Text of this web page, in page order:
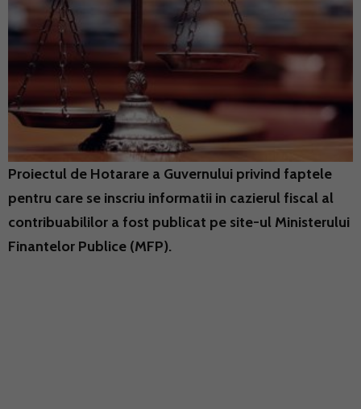
Proiectul de Hotarare a Guvernului privind faptele
pentru care se inscriu informatii in cazierul fiscal al
contribuabililor a fost publicat pe site-ul Ministerului
Finantelor Publice (MFP).